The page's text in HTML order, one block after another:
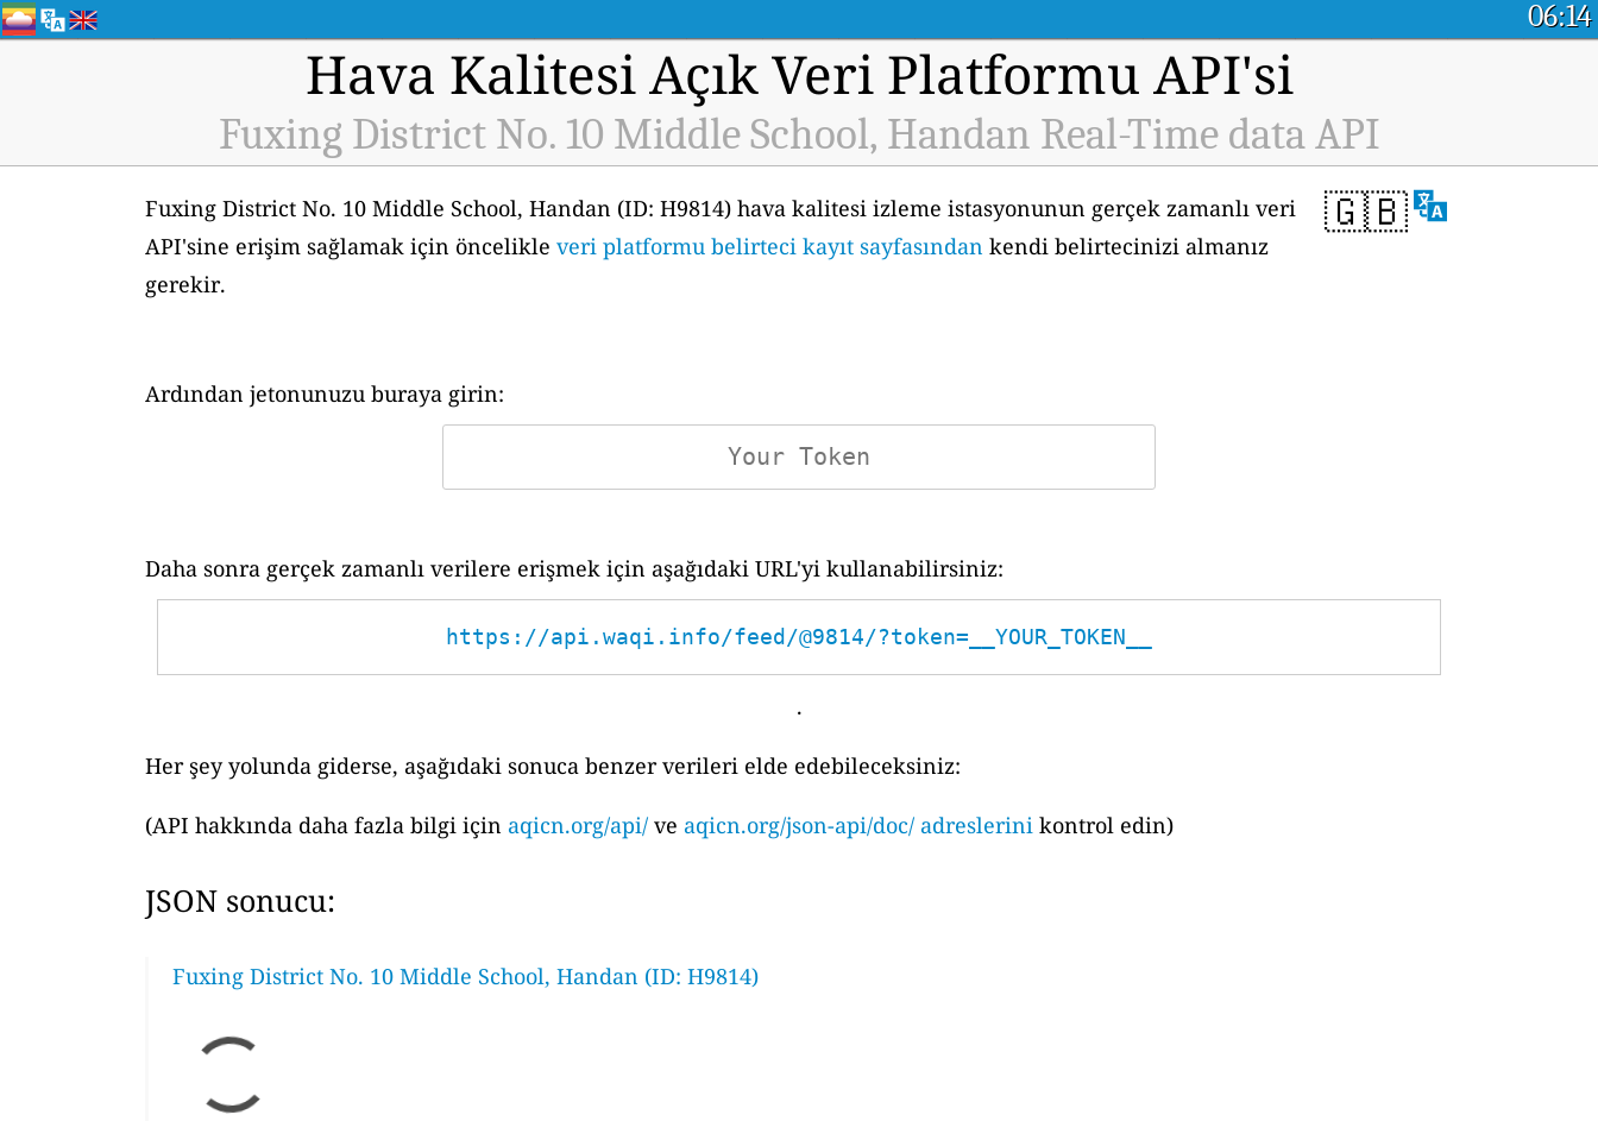
06:14
Hava Kalitesi Açık Veri Platformu API'si
Fuxing District No. 10 Middle School, Handan Real-Time data API
🇬🇧
Fuxing District No. 10 Middle School, Handan (ID: H9814) hava kalitesi izleme istasyonunun gerçek zamanlı veri
API'sine erişim sağlamak için öncelikle veri platformu belirteci kayıt sayfasından kendi belirtecinizi almanız
gerekir.
Ardından jetonunuzu buraya girin:
Daha sonra gerçek zamanlı verilere erişmek için aşağıdaki URL'yi kullanabilirsiniz:
https://api.waqi.info/feed/@9814/?token=__YOUR_TOKEN__
.
Her şey yolunda giderse, aşağıdaki sonuca benzer verileri elde edebileceksiniz:
(API hakkında daha fazla bilgi için aqicn.org/api/ ve aqicn.org/json-api/doc/ adreslerini kontrol edin)
JSON sonucu:
Fuxing District No. 10 Middle School, Handan (ID: H9814)